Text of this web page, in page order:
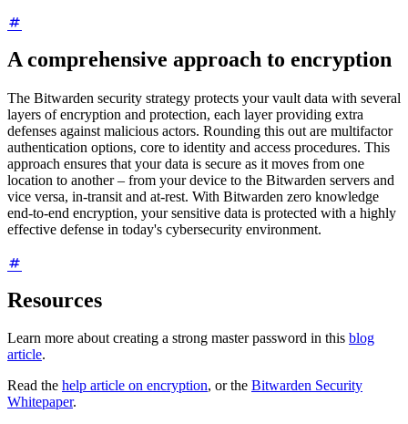
A comprehensive approach to encryption
The Bitwarden security strategy protects your vault data with several
layers of encryption and protection, each layer providing extra
defenses against malicious actors. Rounding this out are multifactor
authentication options, core to identity and access procedures. This
approach ensures that your data is secure as it moves from one
location to another – from your device to the Bitwarden servers and
vice versa, in-transit and at-rest. With Bitwarden zero knowledge
end-to-end encryption, your sensitive data is protected with a highly
effective defense in today's cybersecurity environment.
Resources
Learn more about creating a strong master password in this blog
article.
Read the help article on encryption, or the Bitwarden Security
Whitepaper.